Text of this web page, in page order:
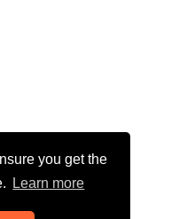
you get the
Learn more